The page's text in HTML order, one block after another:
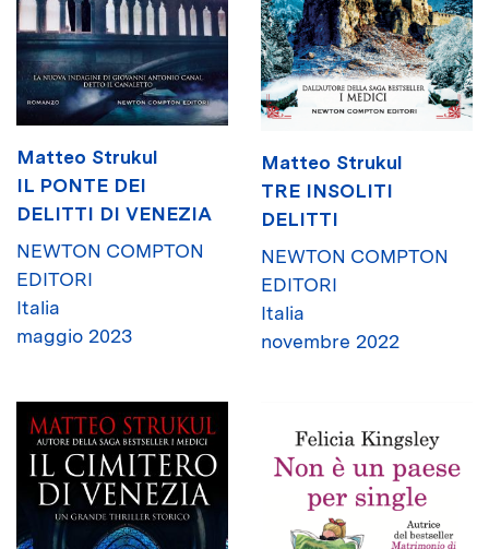
Matteo Strukul
IL PONTE DEI
DELITTI DI VENEZIA
NEWTON COMPTON
EDITORI
Italia
maggio 2023
Matteo Strukul
TRE INSOLITI
DELITTI
NEWTON COMPTON
EDITORI
Italia
novembre 2022